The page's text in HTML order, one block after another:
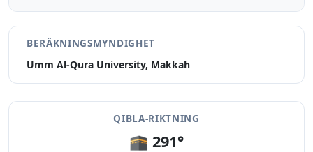
BERÄKNINGSMYNDIGHET
Umm Al-Qura University, Makkah
QIBLA-RIKTNING
🕋 291°